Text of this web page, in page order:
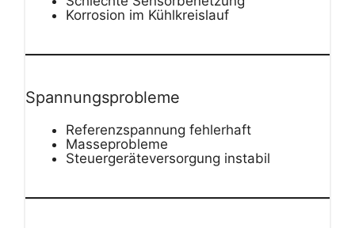
Korrosion im Kühlkreislauf
Spannungsprobleme
Referenzspannung fehlerhaft
Masseprobleme
Steuergeräteversorgung instabil